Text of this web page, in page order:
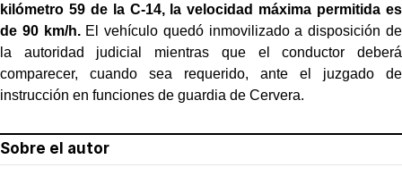
kilómetro 59 de la C-14, la velocidad máxima permitida es
de 90 km/h.El vehículo quedó inmovilizado a disposición de
la autoridad judicial mientras que el conductor deberá
comparecer, cuando sea requerido, ante el juzgado de
instrucción en funciones de guardia de Cervera.
Sobre el autor